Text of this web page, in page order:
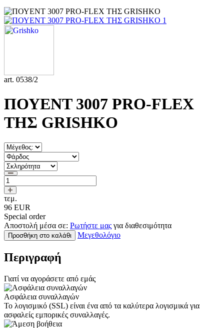
art. 0538/2
ΠΟΥΕΝΤ 3007 PRO-FLEX
ΤΗΣ GRISHKO
τεμ.
96 EUR
Special order
Αποστολή μέσα σε: Ρωτήστε μας για διαθεσιμότητα
Προσθήκη στο καλάθι Μεγεθολόγιο
Περιγραφή
Γιατί να αγοράσετε από εμάς
Ασφάλεια συναλλαγών
Το λογισμικό (SSL) είναι ένα από τα καλύτερα λογισμικά για
ασφαλείς εμπορικές συναλλαγές.